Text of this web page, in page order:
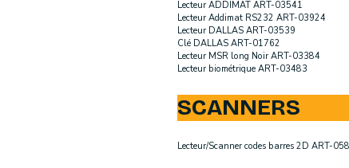
Lecteur ADDIMAT ART-03541
Lecteur Addimat RS232 ART-03924
Lecteur DALLAS ART-03539
Clé DALLAS ART-01762
Lecteur MSR long Noir ART-03384
Lecteur biométrique ART-03483
SCANNERS
Lecteur/Scanner codes barres 2D ART-